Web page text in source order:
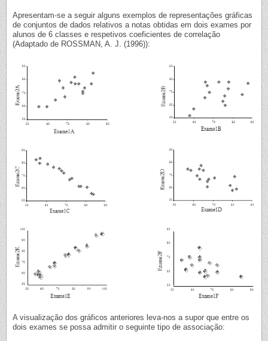
Apresentam-se a seguir alguns exemplos de representações gráficas
de conjuntos de dados relativos a notas obtidas em dois exames por
alunos de 6 classes e respetivos coeficientes de correlação
(Adaptado de ROSSMAN, A. J. (1996)):
A visualização dos gráficos anteriores leva-nos a supor que entre os
dois exames se possa admitir o seguinte tipo de associação: